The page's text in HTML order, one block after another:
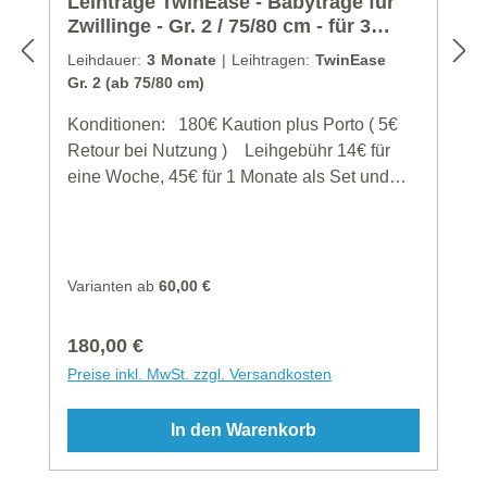
waschen, die Trage kommt gewaschen zu
Euch! Falls Waschen zwischendurch nötig,
dann bitte folgendes beachten:Handwäsche
oder bei 30°C im Wäschenetz oder
KissenbezugFeinwaschmittel, niedrige
Schleuderzahlnicht geeignet für den
Trocknergepolsterte Teile nicht bügeln
Zwillinge - Gr. 2 / 75/80 cm - für 3
Monate
Leihdauer: 3 Monate | Leihtragen: TwinEase
Gr. 2 (ab 75/80 cm)
Konditionen: 180€ Kaution plus Porto ( 5€
Retour bei Nutzung ) Leihgebühr 14€ für
eine Woche, 45€ für 1 Monate als Set und
innerhalb von Deutschland Berechnung
möglich bei Verlust behalten wir die Kaution
ein und stellen den Restbetrag der Trage
siehe Onlineshop in Rechnung
Beschädigungen werden indviduell nach
Varianten ab 60,00 €
Regulärer Preis:
180,00 €
Preise inkl. MwSt. zzgl. Versandkosten
In den Warenkorb